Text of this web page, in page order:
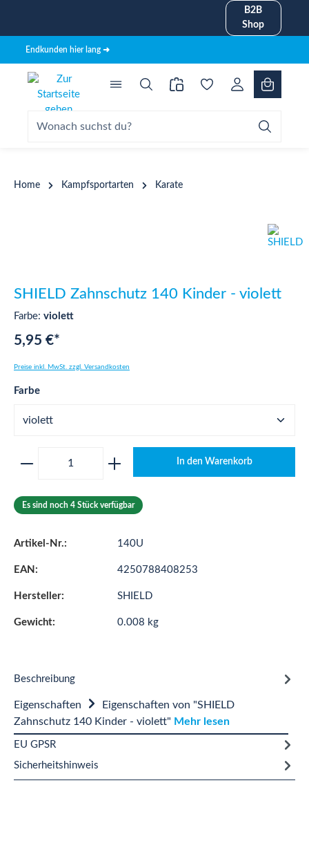
B2B
Shop
Endkunden hier lang ➜
Home Kampfsportarten Karate
SHIELD Zahnschutz 140 Kinder - violett
Farbe: violett
5,95 €*
Preise inkl. MwSt. zzgl. Versandkosten
Farbeauswählen
Produkt Anzahl: Gib den gewünschten
In den Warenkorb
Es sind noch 4 Stück verfügbar
Artikel-Nr.: 140U
EAN: 4250788408253
Hersteller: SHIELD
Gewicht: 0.008 kg
Beschreibung
Eigenschaften
Eigenschaften von "SHIELD
Zahnschutz 140 Kinder - violett" Mehr lesen
EU GPSR
Sicherheitshinweis